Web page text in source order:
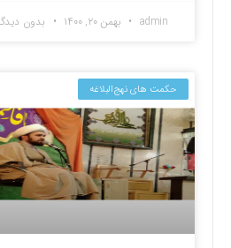
admin بهمن ۲۰, ۱۴۰۰ بدون دیدگاه
حکمت های نهج‌البلاغه